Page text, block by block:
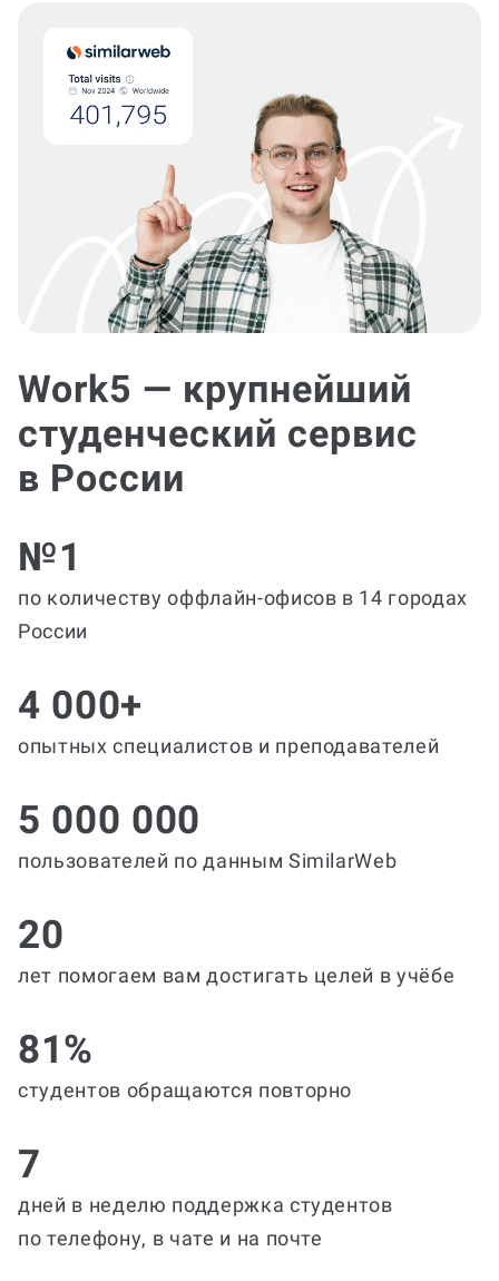
Work5 — крупнейший
студенческий сервис
в России
№1
по количеству оффлайн-офисов в 14 городах
России
4 000+
опытных специалистов и преподавателей
5 000 000
пользователей по данным SimilarWeb
20
лет помогаем вам достигать целей в учёбе
81%
студентов обращаются повторно
7
дней в неделю поддержка студентов
по телефону, в чате и на почте